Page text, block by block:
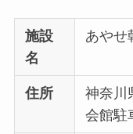
施設
名
あやせ
住所
神奈川
会館駐